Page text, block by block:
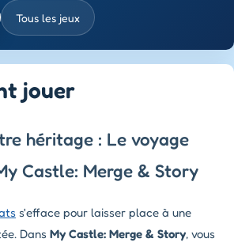
Tous les jeux
jouer
héritage : Le voyage
Castle: Merge & Story
s'efface pour laisser place à une
Dans My Castle: Merge & Story, vous